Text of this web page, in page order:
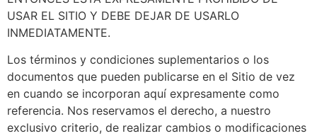
USAR EL SITIO Y DEBE DEJAR DE USARLO
INMEDIATAMENTE.
Los términos y condiciones suplementarios o los
documentos que pueden publicarse en el Sitio de vez
en cuando se incorporan aquí expresamente como
referencia. Nos reservamos el derecho, a nuestro
exclusivo criterio, de realizar cambios o modificaciones